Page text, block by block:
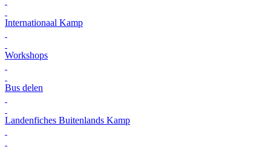
Internationaal Kamp
Workshops
Bus delen
Landenfiches Buitenlands Kamp